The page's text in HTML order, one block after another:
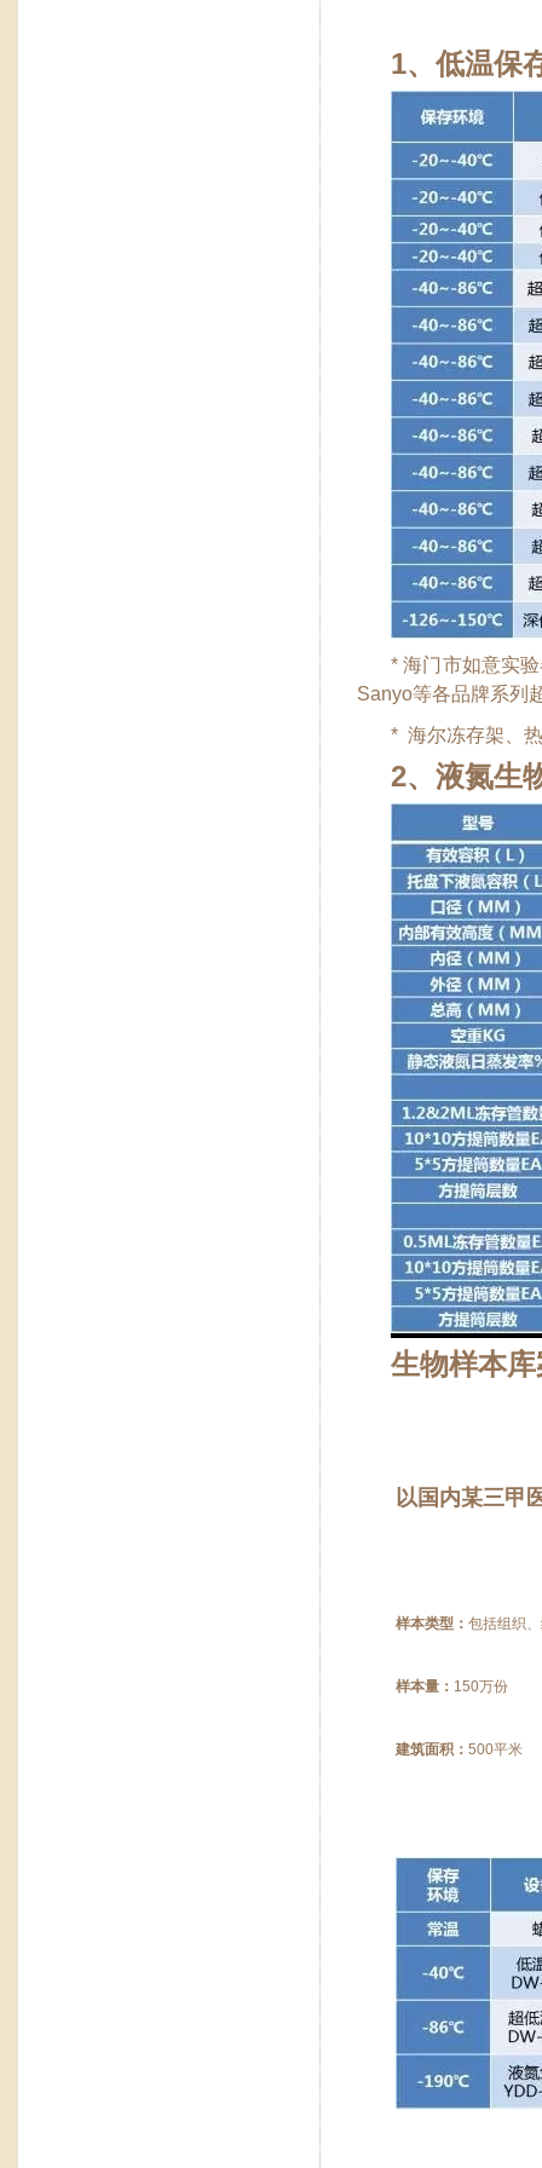
1、低温保
* 海门市如意实
Sanyo等各品牌系列
* 海尔冻存架、
2、液氮生
生物样本
以国内某三甲
样本类型： 包括组织
样本量： 150万份
建筑面积： 500平米